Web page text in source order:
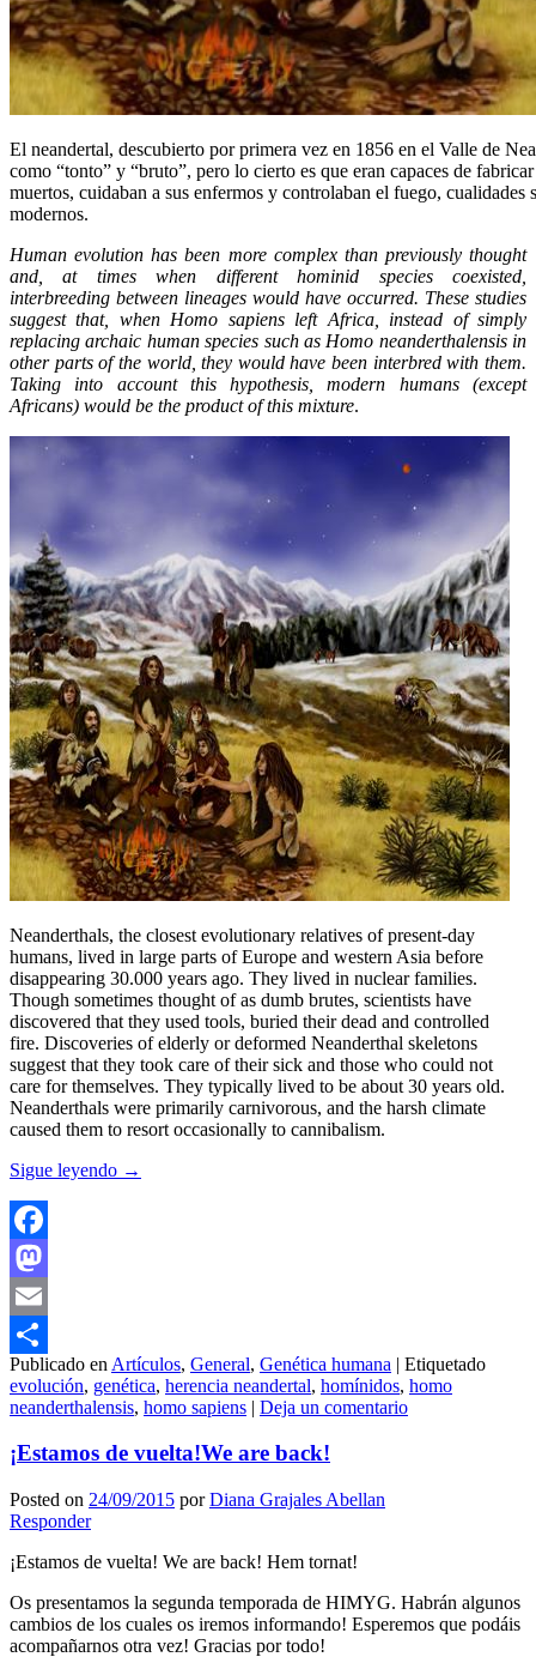
El neandertal, descubierto por primera vez en 1856 en el Valle de
como “tonto” y “bruto”, pero lo cierto es que eran capaces de
muertos, cuidaban a sus enfermos y controlaban el fuego, cualidades
modernos.
Human evolution has been more complex than previously thought
and, at times when different hominid species coexisted,
interbreeding between lineages would have occurred. These studies
suggest that, when Homo sapiens left Africa, instead of simply
replacing archaic human species such as Homo neanderthalensis in
other parts of the world, they would have been interbred with them.
Taking into account this hypothesis, modern humans (except
Africans) would be the product of this mixture.
Neanderthals, the closest evolutionary relatives of present-day
humans, lived in large parts of Europe and western Asia before
disappearing 30.000 years ago. They lived in nuclear families.
Though sometimes thought of as dumb brutes, scientists have
discovered that they used tools, buried their dead and controlled
fire. Discoveries of elderly or deformed Neanderthal skeletons
suggest that they took care of their sick and those who could not
care for themselves. They typically lived to be about 30 years old.
Neanderthals were primarily carnivorous, and the harsh climate
caused them to resort occasionally to cannibalism.
Sigue leyendo →
Facebook
Mastodon
Email
Compartir
Publicado en Artículos, General, Genética humana | Etiquetado
evolución, genética, herencia neandertal, homínidos, homo
neanderthalensis, homo sapiens | Deja un comentario
¡Estamos de vuelta!We are back!
Posted on 24/09/2015 porDiana Grajales Abellan
Responder
¡Estamos de vuelta! We are back! Hem tornat!
Os presentamos la segunda temporada de HIMYG. Habrán algunos
cambios de los cuales os iremos informando! Esperemos que podáis
acompañarnos otra vez! Gracias por todo!